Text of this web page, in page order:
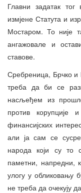
Главни задатак
измјене Статута и
Мостаром. То није
ангажовале и
ставове.
Сребреница, Брчко и
треба да би се
насљеђем из
против корупције
финансијских
али ја сам се
народа који су то
паметни, напредни,
улогу у обликовању
не треба да очекују